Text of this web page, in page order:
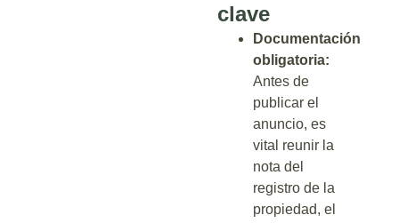
clave
Documentación
obligatoria:
Antes de
publicar el
anuncio, es
vital reunir la
nota del
registro de la
propiedad, el